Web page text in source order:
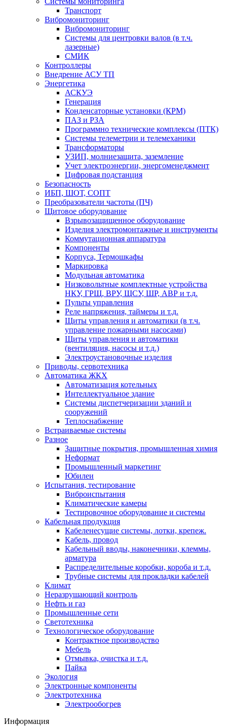
Транспорт
Вибромониторинг
Вибромониторинг
Системы для центровки валов (в т.ч.
лазерные)
СМИК
Контроллеры
Внедрение АСУ ТП
Энергетика
АСКУЭ
Генерация
Конденсаторные установки (КРМ)
ПАЗ и РЗА
Программно технические комплексы (ПТК)
Системы телеметрии и телемеханики
Трансформаторы
УЗИП, молниезащита, заземление
Учет электроэнергии, энергоменеджмент
Цифровая подстанция
Безопасность
ИБП, ШОТ, СОПТ
Преобразователи частоты (ПЧ)
Щитовое оборудование
Взрывозащищенное оборудование
Изделия электромонтажные и инструменты
Коммутационная аппаратура
Компоненты
Корпуса, Термошкафы
Маркировка
Модульная автоматика
Низковольтные комплектные устройства
НКУ, ГРЩ, ВРУ, ЩСУ, ШР, АВР и т.д.
Пульты управления
Реле напряжения, таймеры и т.д.
Щиты управления и автоматики (в т.ч.
управление пожарными насосами)
Щиты управления и автоматики
(вентиляция, насосы и т.д.)
Электроустановочные изделия
Приводы, сервотехника
Автоматика ЖКХ
Автоматизация котельных
Интеллектуальное здание
Системы диспетчеризации зданий и
сооружений
Теплоснабжение
Встраиваемые системы
Разное
Защитные покрытия, промышленная химия
Неформат
Промышленный маркетинг
Юбилеи
Испытания, тестирование
Виброиспытания
Климатические камеры
Тестировочное оборудование и системы
Кабельная продукция
Кабеленесущие системы, лотки, крепеж.
Кабель, провод
Кабельный вводы, наконечники, клеммы,
арматура
Распределительные коробки, короба и т.д.
Трубные системы для прокладки кабелей
Климат
Неразрушающий контроль
Нефть и газ
Промышленные сети
Светотехника
Технологическое оборудование
Контрактное производство
Мебель
Отмывка, очистка и т.д.
Пайка
Экология
Электронные компоненты
Электротехника
Электрообогрев
Информация